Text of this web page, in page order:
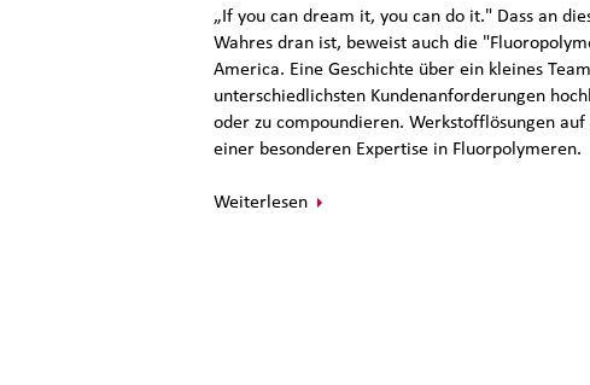
„If you can dream it, you can do it." Dass an
Wahres dran ist, beweist auch die
America. Eine Geschichte über ein kleines
unterschiedlichsten Kundenanforderungen
oder zu compoundieren. Werkstofflösungen
einer besonderen Expertise in Fluorpolymeren.
Weiterlesen